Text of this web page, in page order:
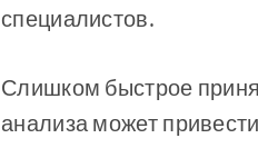
специалистов.
Слишком быстрое
анализа может